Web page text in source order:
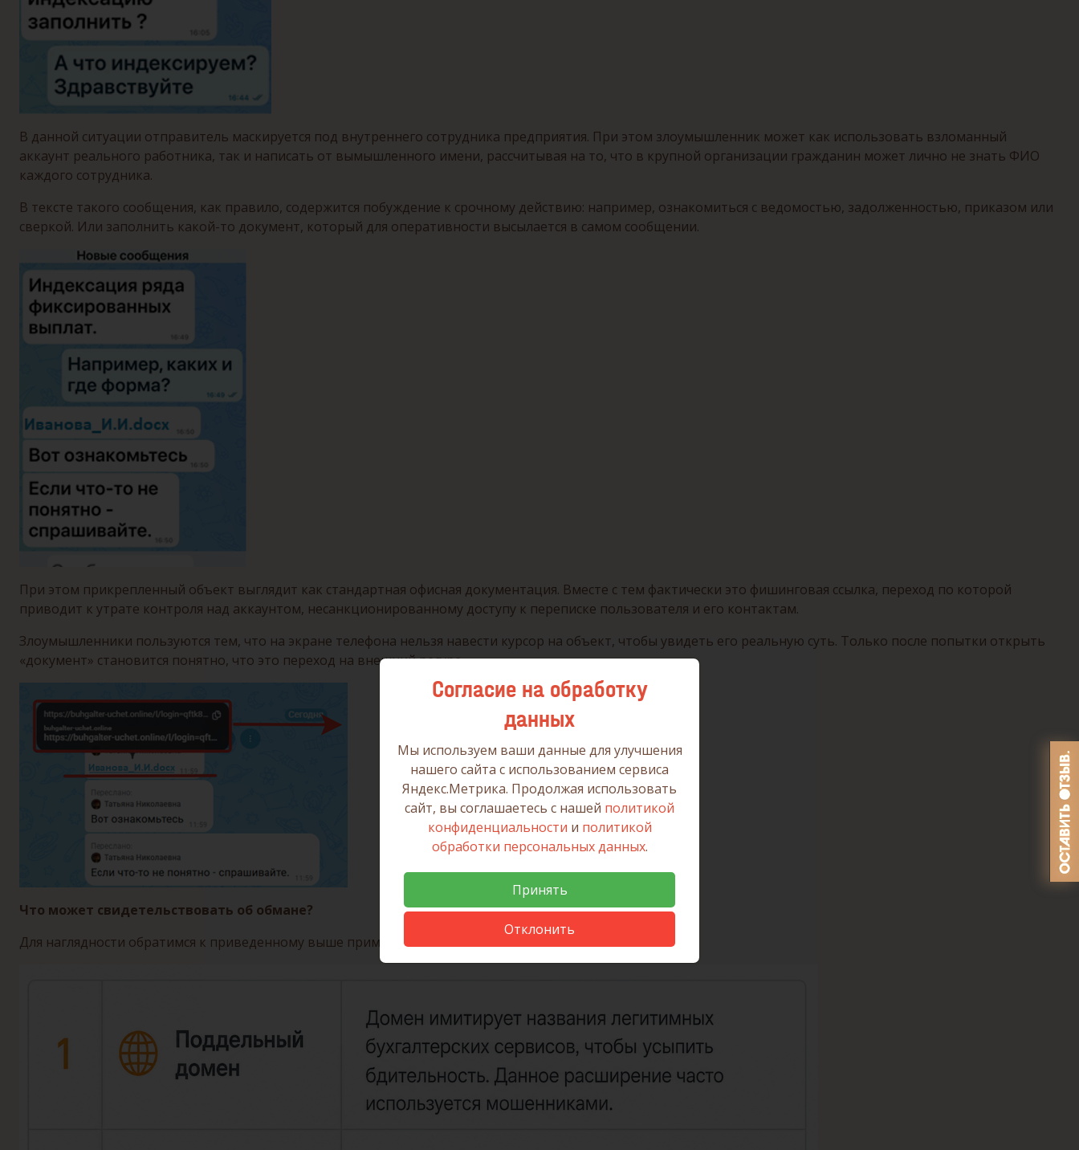
В данной ситуации отправитель маскируется под внутреннего сотрудника предприятия. При этом злоумышленник может как использовать взломанный
аккаунт реального работника, так и написать от вымышленного имени, рассчитывая на то, что в крупной организации гражданин может лично не знать ФИО
каждого сотрудника.
В тексте такого сообщения, как правило, содержится побуждение к срочному действию: например, ознакомиться с ведомостью, задолженностью, приказом или
сверкой. Или заполнить какой-то документ, который для оперативности высылается в самом сообщении.
При этом прикрепленный объект выглядит как стандартная офисная документация. Вместе с тем фактически это фишинговая ссылка, переход по которой
приводит к утрате контроля над аккаунтом, несанкционированному доступу к переписке пользователя и его контактам.
Злоумышленники пользуются тем, что на экране телефона нельзя навести курсор на объект, чтобы увидеть его реальную суть. Только после попытки открыть
«документ» становится понятно, что это переход на внешний ресурс.
Что может свидетельствовать об обмане?
Для наглядности обратимся к приведенному выше примеру.
Согласие на обработку
данных
Мы используем ваши данные для улучшения
нашего сайта с использованием сервиса
Яндекс.Метрика. Продолжая использовать
сайт, вы соглашаетесь с нашей политикой
конфиденциальности и политикой
обработки персональных данных.
Принять
Отклонить